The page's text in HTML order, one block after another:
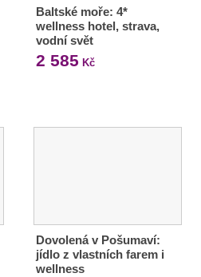
Baltské moře: 4*
wellness hotel, strava,
vodní svět
2 585 Kč
Dovolená v Pošumaví:
jídlo z vlastních farem i
wellness